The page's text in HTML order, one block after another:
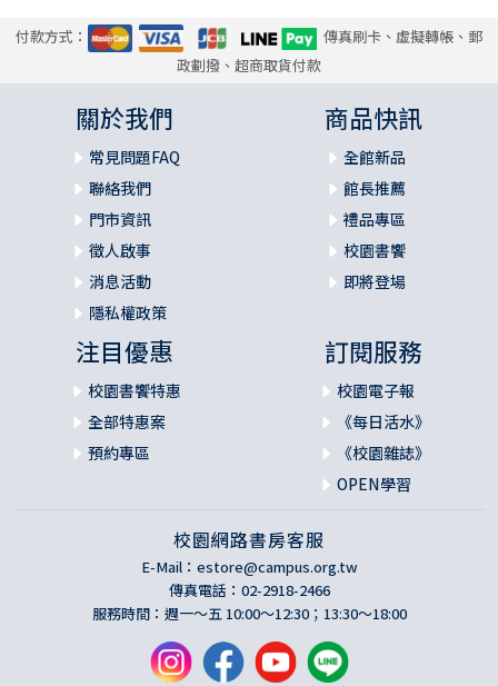
付款方式：
傳真刷卡、虛擬轉帳、郵
政劃撥、超商取貨付款
關於我們
常見問題FAQ
聯絡我們
門市資訊
徵人啟事
消息活動
隱私權政策
商品快訊
全館新品
館長推薦
禮品專區
校園書饗
即將登場
注目優惠
校園書饗特惠
全部特惠案
預約專區
訂閱服務
校園電子報
《每日活水》
《校園雜誌》
OPEN學習
校園網路書房客服
E-Mail： estore@campus.org.tw
傳真電話：02-2918-2466
服務時間：週一～五 10:00～12:30；13:30～18:00